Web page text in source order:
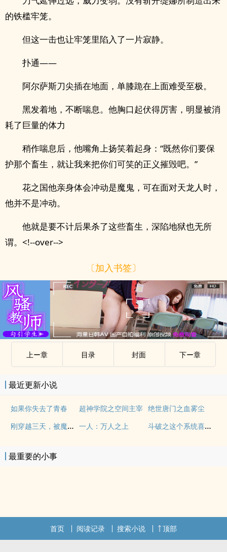
的铁槛牢笼。
但这一击也让牢笼里陷入了一片寂静。
扑通——
阿尔萨斯刀尖插在地面，单膝跪在上面难受至极。
黑发着地，不断喘息。他胸口起伏得厉害，明显被消
耗了巨量的体力
稍作喘息后，他嘴角上扬笑着起身：“既然你们要保
护那个畜生，就让我来把你们可笑的正义摧毁吧。”
花之国他亲身体会冲动是魔鬼，可在面对天龙人时，
他并不是冲动。
他就是要不计后果杀了这些畜生，深陷地狱也无所
谓。<!--over-->
〔加入书签〕
.
上ー章 目录 封面 下ー章
最近更新小说
如果你失去了青春 超神学院之空间主宰 绝世唐门之血雾尘
刚穿越三天，被魔女绑架了 一人：万人之上 斗破之这个系统喜欢被动
最重要的小事
首页 阅读记录 搜索小说 顶部